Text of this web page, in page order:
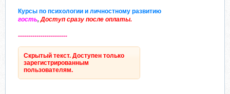
Курсы по психологии и личностному развитию
гость,Доступ сразу после оплаты.
------------------------
Скрытый текст. Доступен только
зарегистрированным
пользователям.